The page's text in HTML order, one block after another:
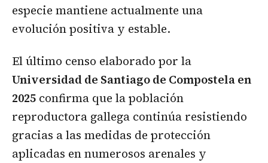
especie mantiene actualmente una
evolución positiva y estable.
El último censo elaborado por la
Universidad de Santiago de Compostela en
2025 confirma que la población
reproductora gallega continúa resistiendo
gracias a las medidas de protección
aplicadas en numerosos arenales y